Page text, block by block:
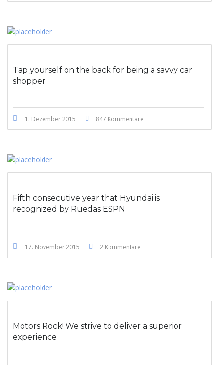
Tap yourself on the back for being a savvy car
shopper
1. Dezember 2015 847 Kommentare
Fifth consecutive year that Hyundai is
recognized by Ruedas ESPN
17. November 2015 2 Kommentare
Motors Rock! We strive to deliver a superior
experience